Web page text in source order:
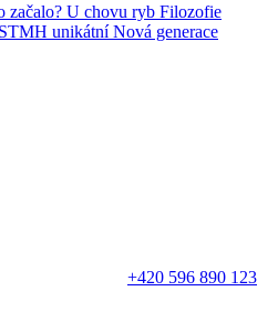
začalo? U chovu ryb Filozofie
unikátní Nová generace
+420 596 890 123